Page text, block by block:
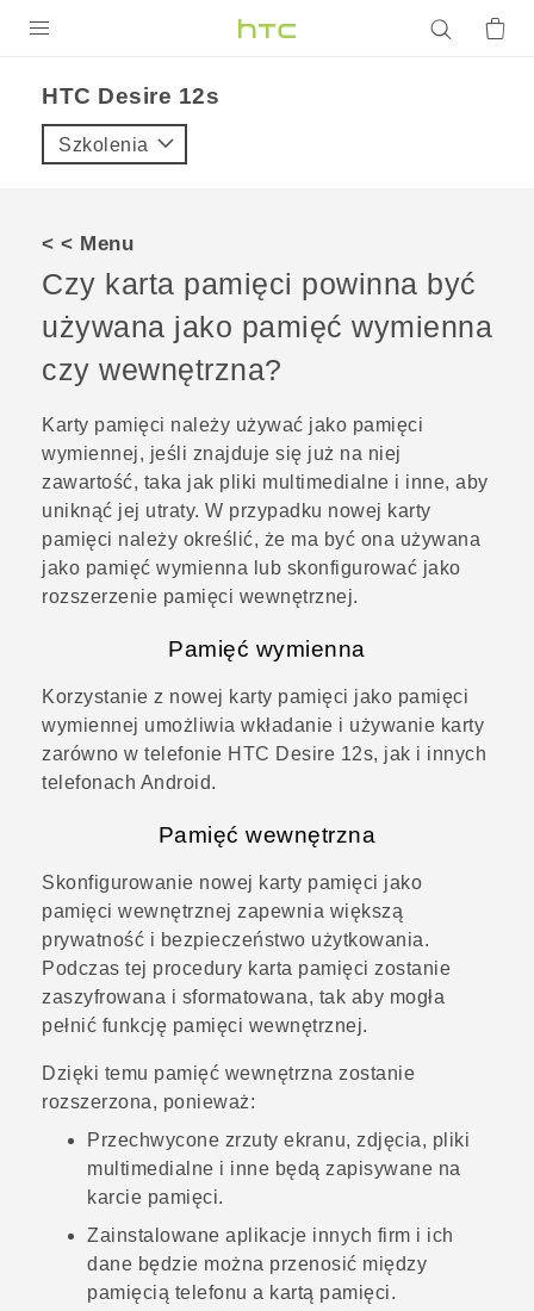
VIVE
VIVERSE
POMOC TECHNICZNA
Urządzenia i akcesoria HTC
Zaloguj się
HTC Desire 12s‎
Szkolenia
< < Menu
Czy karta pamięci powinna być
używana jako pamięć wymienna
czy wewnętrzna?
Karty pamięci należy używać jako pamięci
wymiennej, jeśli znajduje się już na niej
zawartość, taka jak pliki multimedialne i inne, aby
uniknąć jej utraty. W przypadku nowej karty
pamięci należy określić, że ma być ona używana
jako pamięć wymienna lub skonfigurować jako
rozszerzenie pamięci wewnętrznej.
Pamięć wymienna
Korzystanie z nowej karty pamięci jako pamięci
wymiennej umożliwia wkładanie i używanie karty
zarówno w telefonie HTC Desire 12s, jak i innych
telefonach Android.
Pamięć wewnętrzna
Skonfigurowanie nowej karty pamięci jako
pamięci wewnętrznej zapewnia większą
prywatność i bezpieczeństwo użytkowania.
Podczas tej procedury karta pamięci zostanie
zaszyfrowana i sformatowana, tak aby mogła
pełnić funkcję pamięci wewnętrznej.
Dzięki temu pamięć wewnętrzna zostanie
rozszerzona, ponieważ:
Przechwycone zrzuty ekranu, zdjęcia, pliki
multimedialne i inne będą zapisywane na
karcie pamięci.
Zainstalowane aplikacje innych firm i ich
dane będzie można przenosić między
pamięcią telefonu a kartą pamięci.